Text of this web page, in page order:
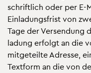
schrift­lich oder per E-
Ein­la­dungs­frist von
Tage der Ver­sen­dung
la­dung er­folgt an die
mit­ge­teil­te Adres­se,
Text­form an die von